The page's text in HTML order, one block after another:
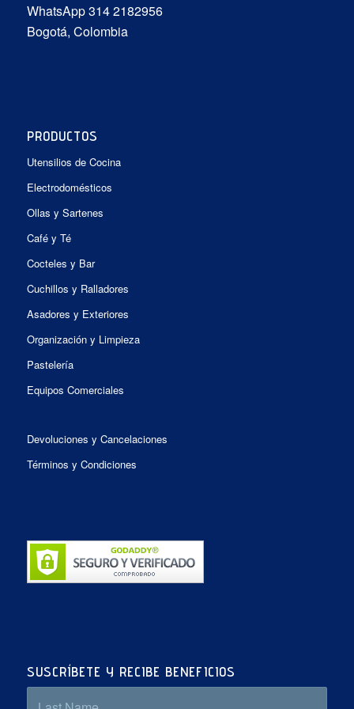
WhatsApp 314 2182956
Bogotá, Colombia
PRODUCTOS
Utensilios de Cocina
Electrodomésticos
Ollas y Sartenes
Café y Té
Cocteles y Bar
Cuchillos y Ralladores
Asadores y Exteriores
Organización y Limpieza
Pastelería
Equipos Comerciales
Devoluciones y Cancelaciones
Términos y Condiciones
SUSCRÍBETE Y RECIBE BENEFICIOS